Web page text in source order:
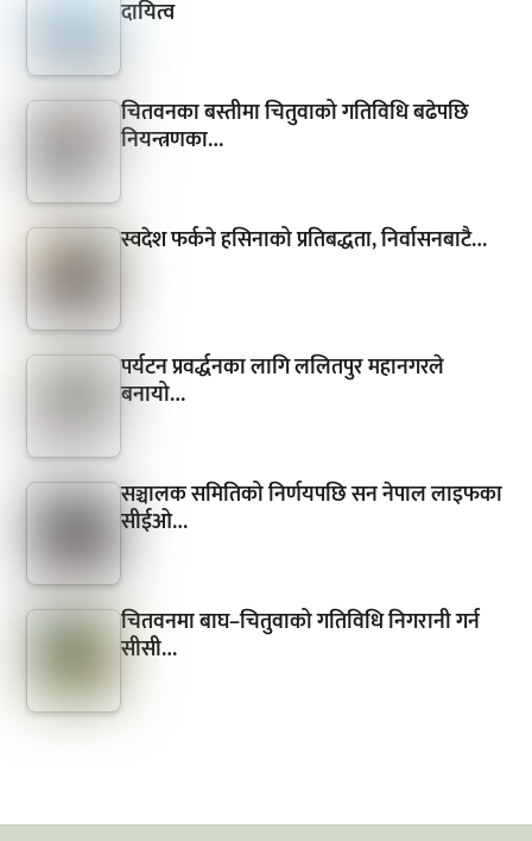
दायित्व
चितवनका बस्तीमा चितुवाको गतिविधि बढेपछि
नियन्त्रणका…
स्वदेश फर्कने हसिनाको प्रतिबद्धता, निर्वासनबाटै…
पर्यटन प्रवर्द्धनका लागि ललितपुर महानगरले
बनायो…
सञ्चालक समितिको निर्णयपछि सन नेपाल लाइफका
सीईओ…
चितवनमा बाघ–चितुवाको गतिविधि निगरानी गर्न
सीसी…